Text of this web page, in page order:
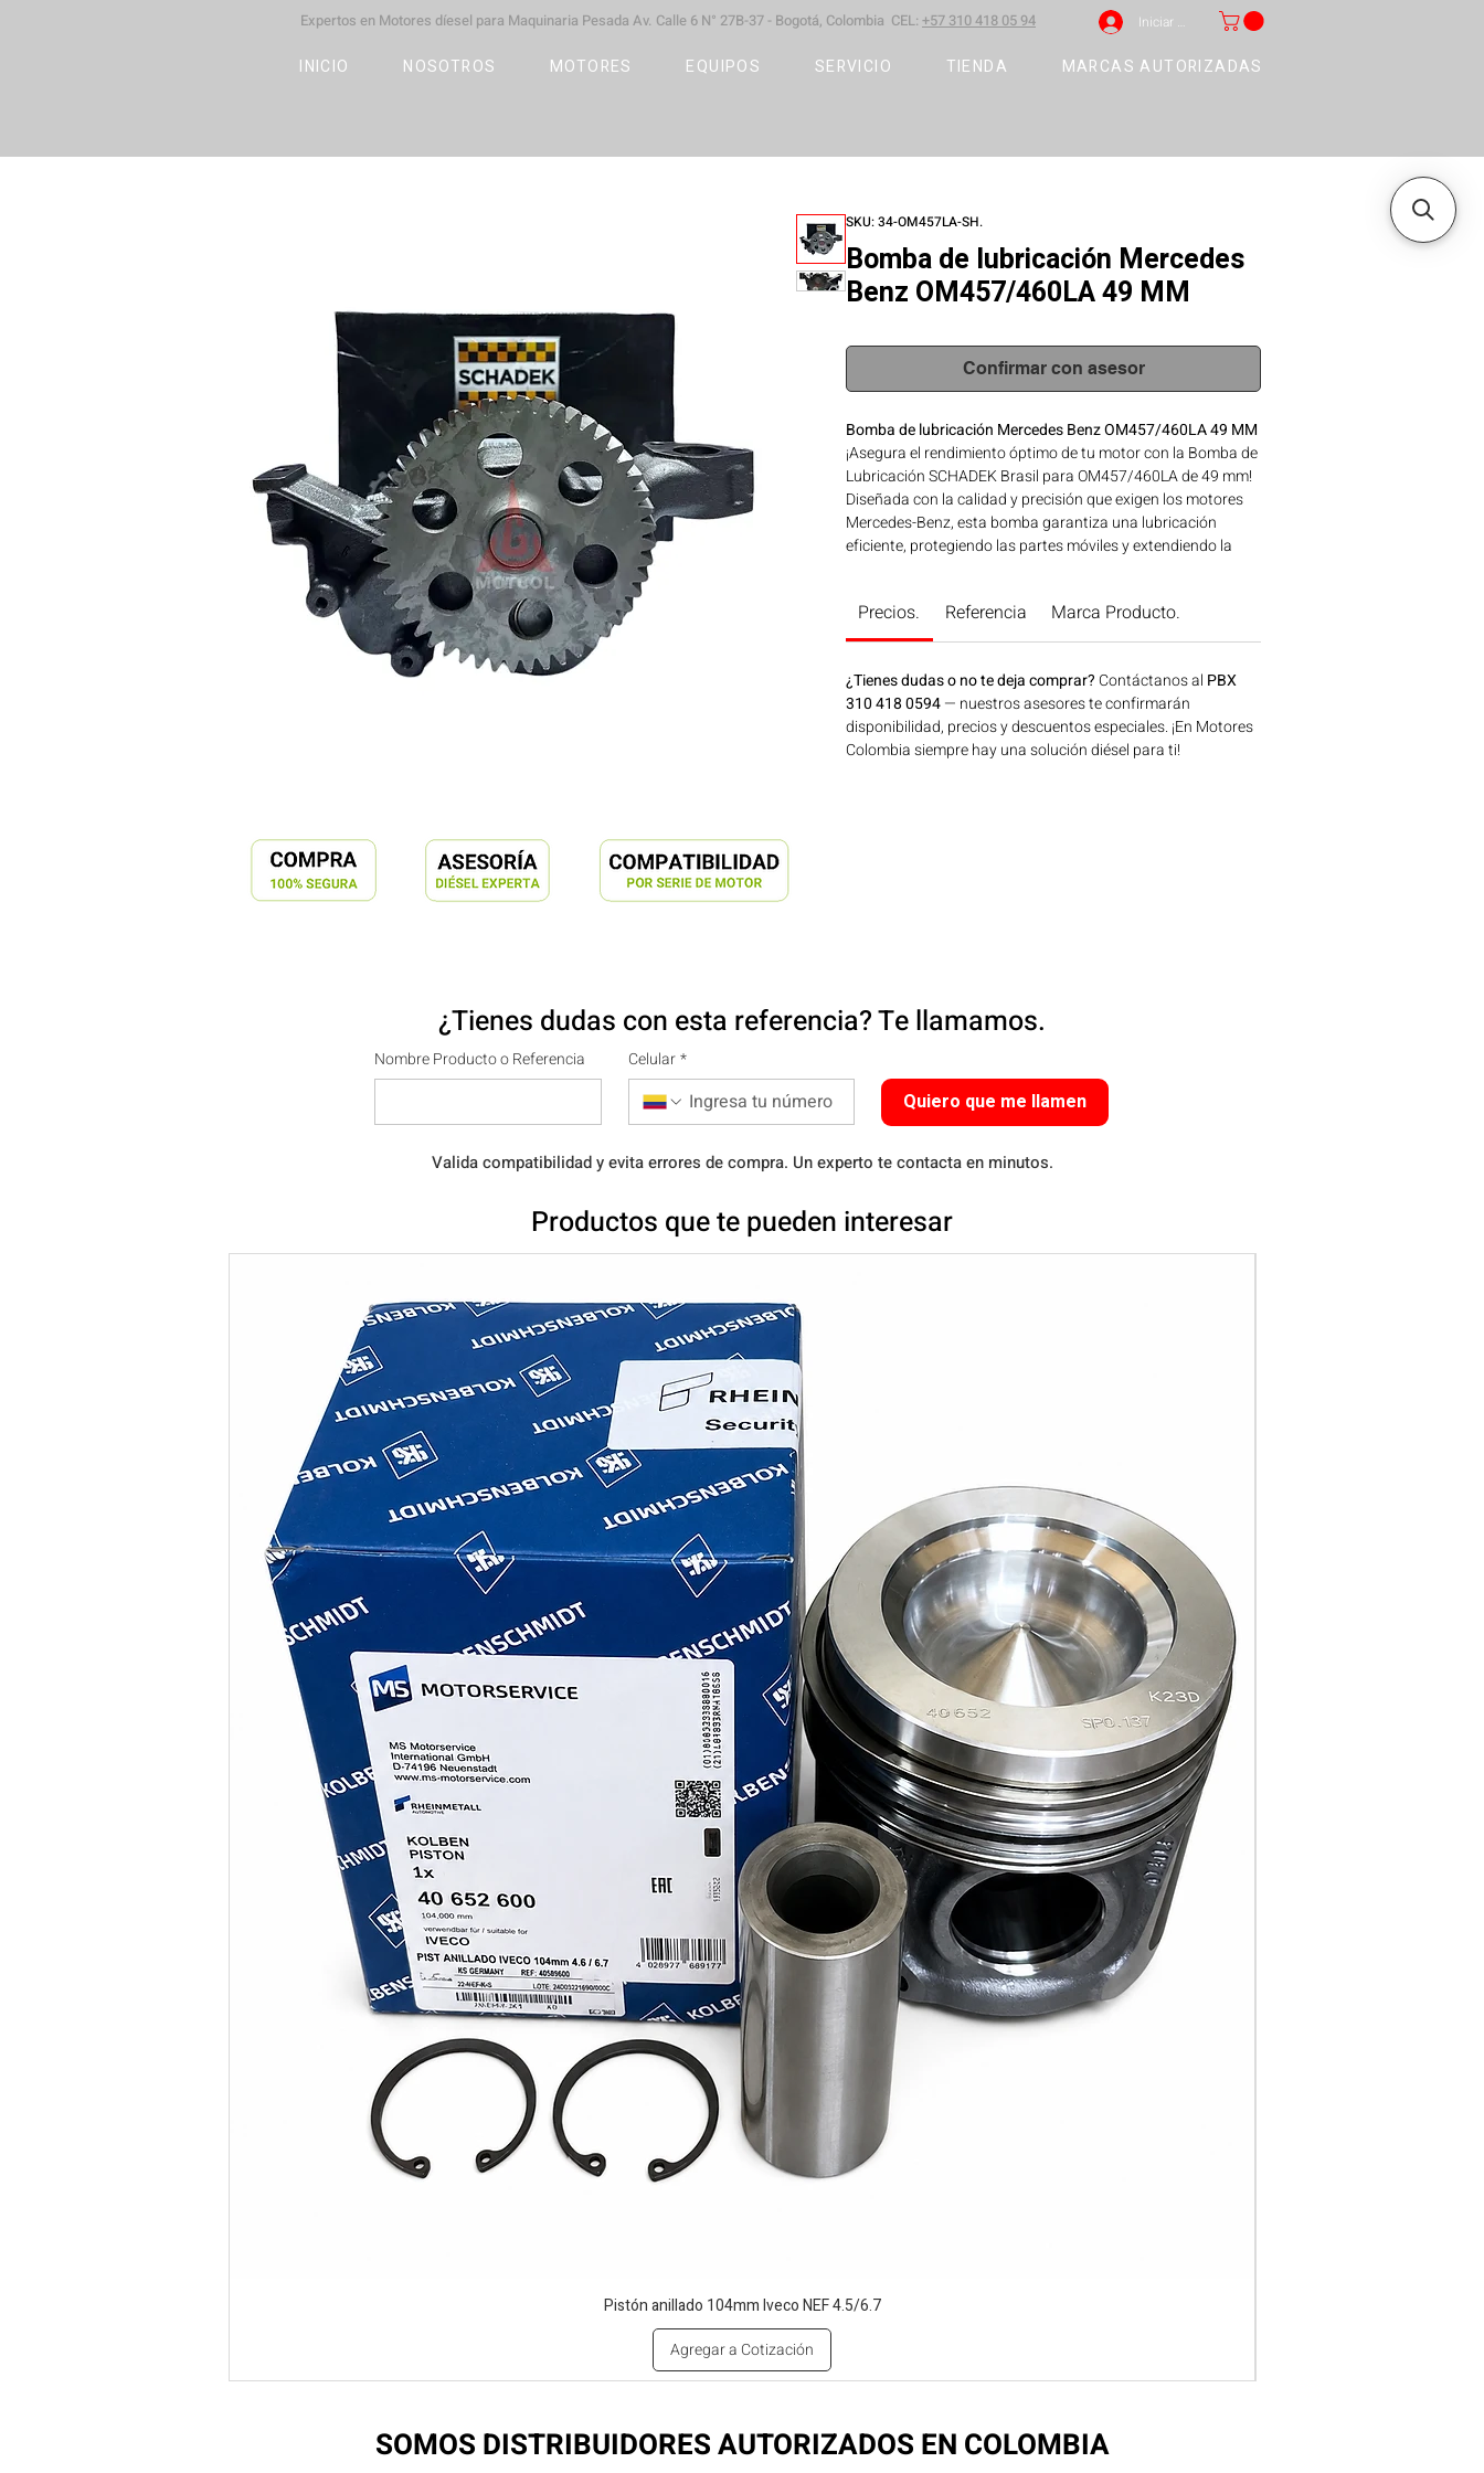
Expertos en Motores díesel para Maquinaria Pesada Av. Calle 6 N° 27B-37 - Bogotá, Colombia CEL: +57 310 418 05 94 Iniciar sesión
INICIO NOSOTROS MOTORES EQUIPOS SERVICIO TIENDA MARCAS AUTORIZADAS
SKU: 34-OM457LA-SH.
Bomba de lubricación Mercedes
Benz OM457/460LA 49 MM
Confirmar con asesor
Bomba de lubricación Mercedes Benz OM457/460LA 49 MM
¡Asegura el rendimiento óptimo de tu motor con la Bomba de
Lubricación SCHADEK Brasil para OM457/460LA de 49 mm!
Diseñada con la calidad y precisión que exigen los motores
Mercedes-Benz, esta bomba garantiza una lubricación
eficiente, protegiendo las partes móviles y extendiendo la
máximo nivel de rendimiento.¡Confía en lo mejor para tu
motor! Ideal para aplicaciones en maquinaria agrícola,
Bogotá, Colombia. Consíguelo ahora en Motores Colombia.
Precios. Referencia Marca Producto.
¿Tienes dudas o no te deja comprar? Contáctanos al PBX
310 418 0594— nuestros asesores te confirmarán
disponibilidad, precios y descuentos especiales. ¡En Motores
Colombia siempre hay una solución diésel para ti!
¿Tienes dudas con esta referencia? Te llamamos.
Nombre Producto o Referencia Celular *
Quiero que me llamen
Valida compatibilidad y evita errores de compra. Un experto te contacta en minutos.
Productos que te pueden interesar
Pistón anillado 104mm Iveco NEF 4.5/6.7
Agregar a Cotización
SOMOS DISTRIBUIDORES AUTORIZADOS EN COLOMBIA